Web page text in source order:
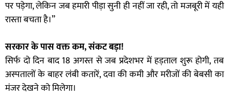
पर पड़ेगा, लेकिन जब हमारी पीड़ा सुनी ही नहीं जा रही, तो मजबूरी में यही
रास्ता बचता है।”
सरकार के पास वक्त कम, संकट बड़ा!
सिर्फ दो दिन बाद 18 अगस्त से जब प्रदेशभर में हड़ताल शुरू होगी, तब
अस्पतालों के बाहर लंबी कतारें, दवा की कमी और मरीजों की बेबसी का
मंजर देखने को मिलेगा।